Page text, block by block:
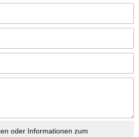
oder Informationen zum